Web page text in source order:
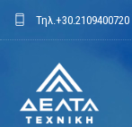
Τηλ.+30.2109400720